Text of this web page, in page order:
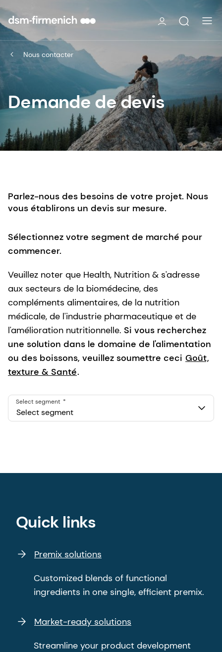
Nous contacter
Demande de devis
Parlez-nous des besoins de votre projet. Nous
vous établirons un devis sur mesure.
Sélectionnez votre segment de marché pour
commencer.
Veuillez noter que Health, Nutrition & s'adresse
aux secteurs de la biomédecine, des
compléments alimentaires, de la nutrition
médicale, de l'industrie pharmaceutique et de
l'amélioration nutritionnelle. Si vous recherchez
une solution dans le domaine de l'alimentation
ou des boissons, veuillez soumettre ceci Goût,
texture & Santé.
Select segment
Select segment
Quick links
Premix solutions
Customized blends of functional
ingredients in one single, efficient premix.
Market-ready solutions
Streamline your product development